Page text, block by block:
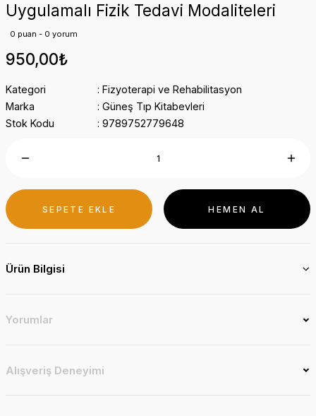
Uygulamalı Fizik Tedavi Modaliteleri
0 puan - 0 yorum
950,00₺
Kategori
Fizyoterapi ve Rehabilitasyon
Marka
Güneş Tıp Kitabevleri
Stok Kodu
9789752779648
SEPETE EKLE HEMEN AL
Ürün Bilgisi
Yorumlar
Alışveriş Deneyimi